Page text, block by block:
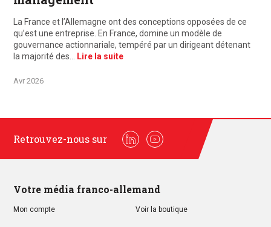
La France et l’Allemagne ont des conceptions opposées de ce
qu’est une entreprise. En France, domine un modèle de
gouvernance actionnariale, tempéré par un dirigeant détenant
la majorité des…
Lire la suite
Avr 2026
Retrouvez-nous sur
LinkedinYoutube
Votre média franco-allemand
Mon compte Voir la boutique